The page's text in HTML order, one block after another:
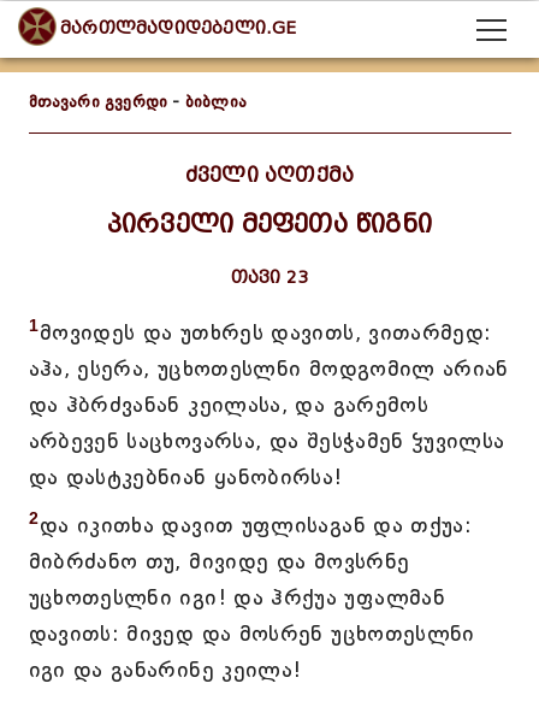
მართლმადიდებელი.GE
მთავარი გვერდი - ბიბლია
ძველი აღთქმა
პირველი მეფეთა წიგნი
თავი 23
1მოვიდეს და უთხრეს დავითს, ვითარმედ:
აჰა, ესერა, უცხოთესლნი მოდგომილ არიან
და ჰბრძვანან კეილასა, და გარემოს
არბევენ საცხოვარსა, და შესჭამენ ჴუვილსა
და დასტკებნიან ყანობირსა!
2და იკითხა დავით უფლისაგან და თქუა:
მიბრძანო თუ, მივიდე და მოვსრნე
უცხოთესლნი იგი! და ჰრქუა უფალმან
დავითს: მივედ და მოსრენ უცხოთესლნი
იგი და განარინე კეილა!